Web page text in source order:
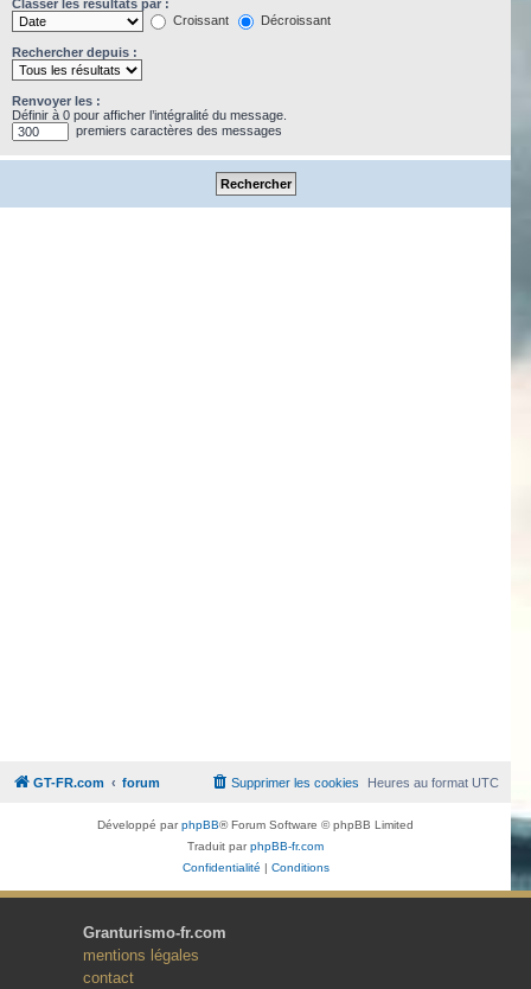
Classer les résultats par :
Croissant
Décroissant
Rechercher depuis :
Renvoyer les :
Définir à 0 pour afficher l’intégralité du message.
premiers caractères des messages
GT-FR.com forum Heures au formatUTC
Supprimer les cookies
Développé parphpBB® Forum Software © phpBB Limited
Traduit parphpBB-fr.com
Confidentialité
Conditions
Granturismo-fr.com
mentions légales
contact